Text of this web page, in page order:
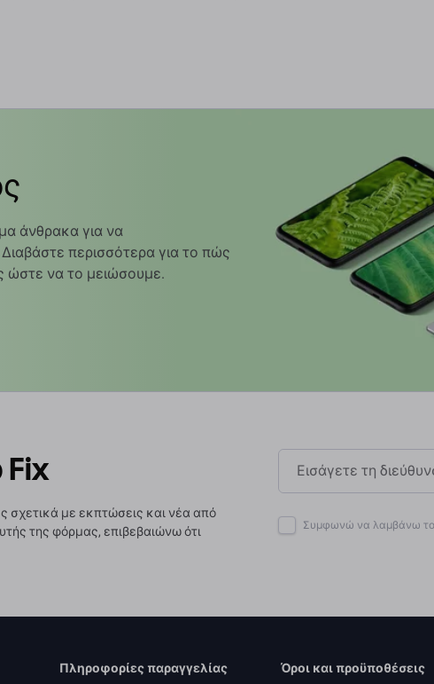
άνθρακα για να
περισσότερα για το πώς
ώστε να το μειώσουμε.
Fix
σχετικά με εκπτώσεις και νέα από
της φόρμας, επιβεβαιώνω ότι
Συμφωνώ να λαμβάνω το
Πληροφορίες παραγγελίας Όροι και προϋποθέσεις